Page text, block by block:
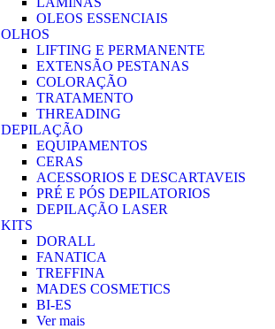
OLEOS ESSENCIAIS
OLHOS
LIFTING E PERMANENTE
EXTENSÃO PESTANAS
COLORAÇÃO
TRATAMENTO
THREADING
DEPILAÇÃO
EQUIPAMENTOS
CERAS
ACESSORIOS E DESCARTAVEIS
PRÉ E PÓS DEPILATORIOS
DEPILAÇÃO LASER
KITS
DORALL
FANATICA
TREFFINA
MADES COSMETICS
BI-ES
Ver mais